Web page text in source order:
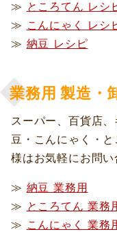
≫ ところてん レシ
≫ こんにゃく レシ
≫ 納豆 レシピ
業務用 製造・
スーパー、百貨店
豆・こんにゃく・
様はお気軽にお問い
≫ 納豆 業務用
≫ ところてん 業務
≫ こんにゃく 業務